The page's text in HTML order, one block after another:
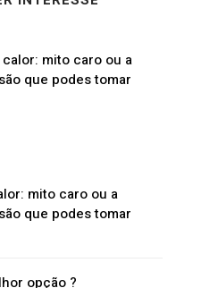
mito caro ou a
que podes tomar